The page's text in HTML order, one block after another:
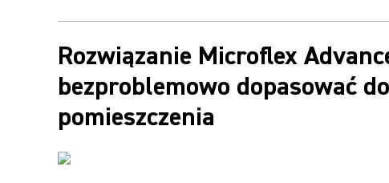
Rozwiązanie Microflex
bezproblemowo dopasować
pomieszczenia